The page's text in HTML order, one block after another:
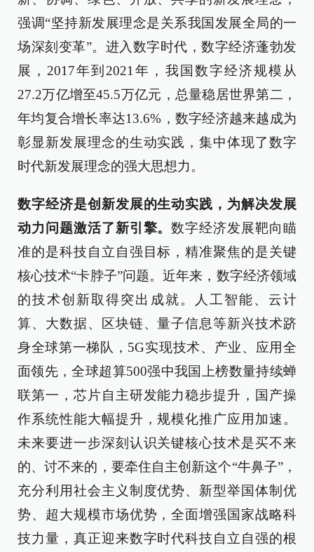
强调“坚持新发展理念是关系我国发展全局的一
场深刻变革”。进入数字时代，数字经济蓬勃发
展，2017年到2021年，我国数字经济规模从
27.2万亿增至45.5万亿元，总量稳居世界第二，
年均复合增长率达13.6%，数字经济越来越成为
彰显新发展理念的生动实践，集中体现了数字
时代新发展理念的强大思想力。
数字经济是创新发展的生动实践，为解决发展
动力问题激活了新引擎。数字经济发展靶向瞄
准的是科技自立自强目标，精准聚焦的是关键
核心技术“卡脖子”问题。近年来，数字经济领域
的技术创新取得突出成就。人工智能、云计
算、大数据、区块链、量子信息等新兴技术跻
身全球第一梯队，5G实现技术、产业、应用全
面领先，全球超算500强中我国上榜数量持续蝉
联第一，芯片自主研发能力稳步提升，国产操
作系统性能大幅提升，规模化推广应用加速。
未来要进一步深刻认识关键核心技术是买不来
的、讨不来的，要牵住自主创新这个“牛鼻子”，
充分利用社会主义制度优势、新型举国体制优
势、超大规模市场优势，全面增强国家战略科
技力量，真正迎来数字时代科技自立自强的根